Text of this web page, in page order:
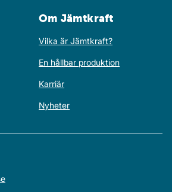
Om Jämtkraft
Vilka är Jämtkraft?
En hållbar produktion
Karriär
Nyheter